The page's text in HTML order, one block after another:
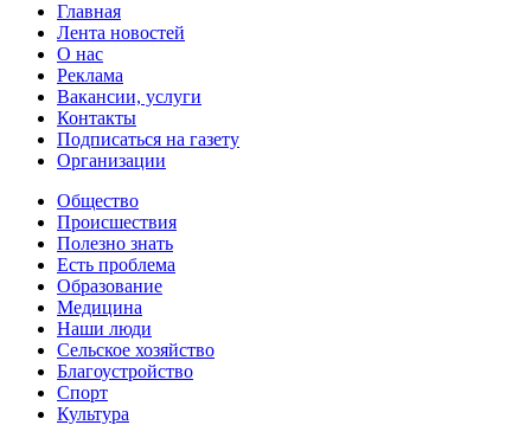
Главная
Лента новостей
О нас
Реклама
Вакансии, услуги
Контакты
Подписаться на газету
Организации
Общество
Происшествия
Полезно знать
Есть проблема
Образование
Медицина
Наши люди
Сельское хозяйство
Благоустройство
Спорт
Культура